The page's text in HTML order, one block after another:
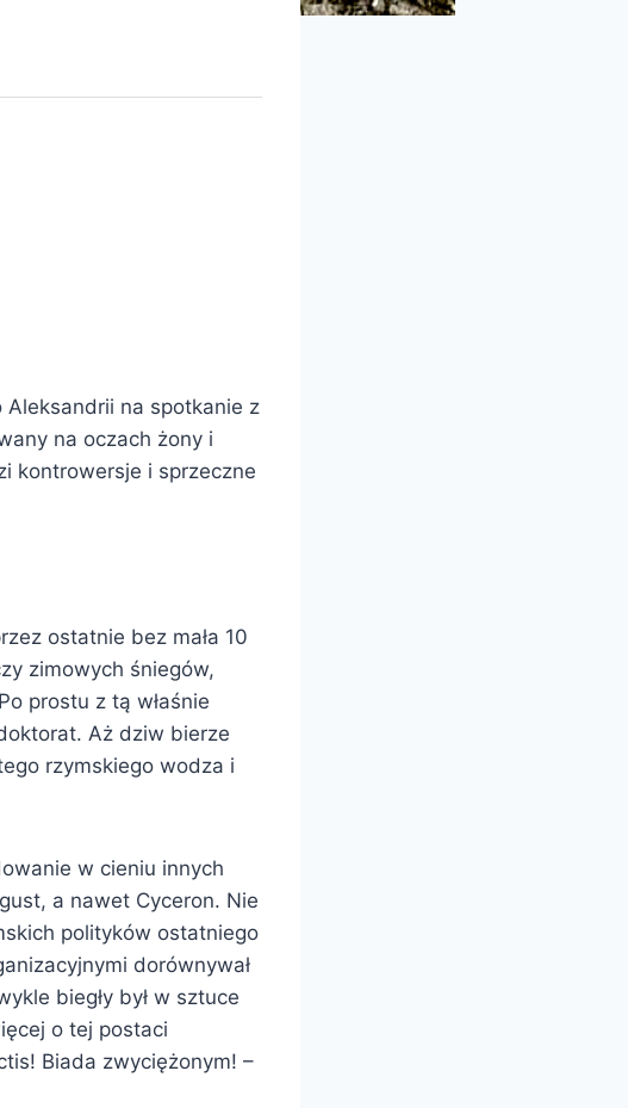
Aleksandrii na spotkanie z
na oczach żony i
kontrowersje i sprzeczne
ostatnie bez mała 10
zimowych śniegów,
prostu z tą właśnie
Aż dziw bierze
rzymskiego wodza i
w cieniu innych
a nawet Cyceron. Nie
polityków ostatniego
dorównywał
biegły był w sztuce
o tej postaci
Biada zwyciężonym! –